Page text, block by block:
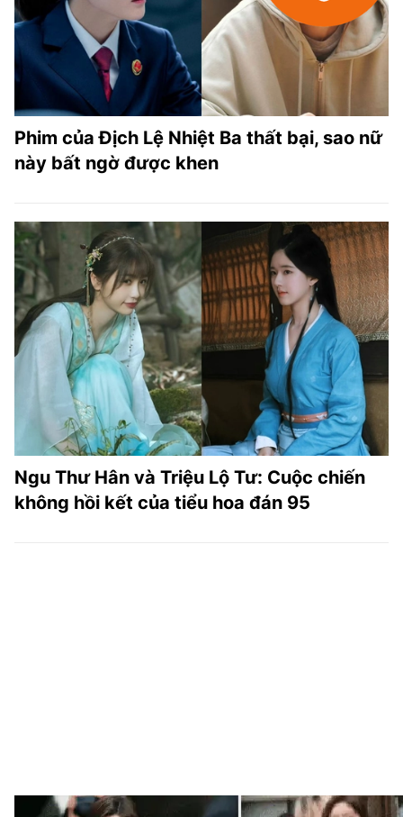
Phim của Địch Lệ Nhiệt Ba thất bại, sao nữ
này bất ngờ được khen
Ngu Thư Hân và Triệu Lộ Tư: Cuộc chiến
không hồi kết của tiểu hoa đán 95